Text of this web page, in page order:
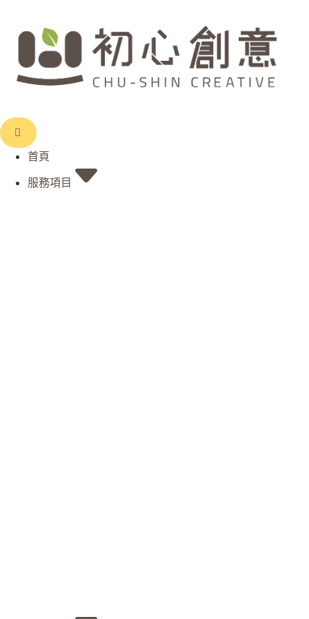
首頁
服務項目